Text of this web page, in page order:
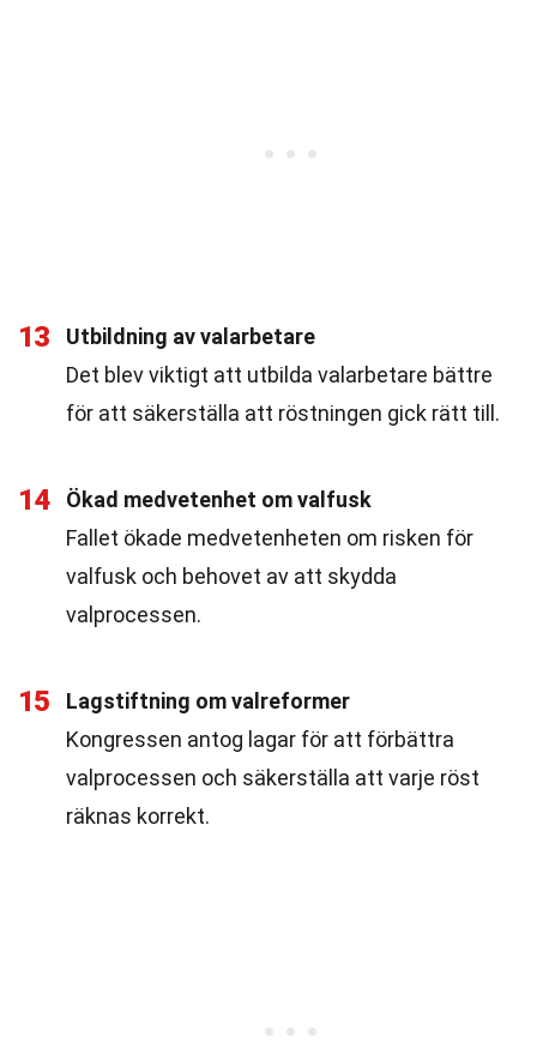
13
Utbildning av valarbetare
Det blev viktigt att utbilda valarbetare bättre
för att säkerställa att röstningen gick rätt till.
14
Ökad medvetenhet om valfusk
Fallet ökade medvetenheten om risken för
valfusk och behovet av att skydda
valprocessen.
15
Lagstiftning om valreformer
Kongressen antog lagar för att förbättra
valprocessen och säkerställa att varje röst
räknas korrekt.